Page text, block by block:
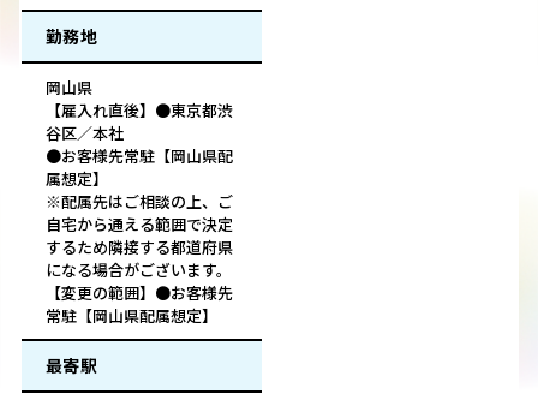
勤務地
岡山県
【雇入れ直後】●東京都渋
谷区／本社
●お客様先常駐【岡山県配
属想定】
※配属先はご相談の上、ご
自宅から通える範囲で決定
するため隣接する都道府県
になる場合がございます。
【変更の範囲】●お客様先
常駐【岡山県配属想定】
最寄駅